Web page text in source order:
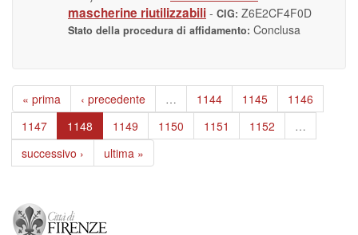
mascherine riutilizzabili - CIG: Z6E2CF4F0D
Stato della procedura di affidamento: Conclusa
« prima ‹ precedente … 1144 1145
1146
1147
1148 1149 1150 1151 1152
…
successivo ›
ultima »